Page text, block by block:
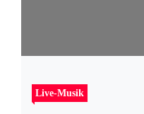
Live-Musik